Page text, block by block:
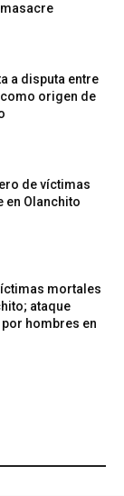
a disputa entre
origen de
de víctimas
en Olanchito
mortales
ataque
hombres en